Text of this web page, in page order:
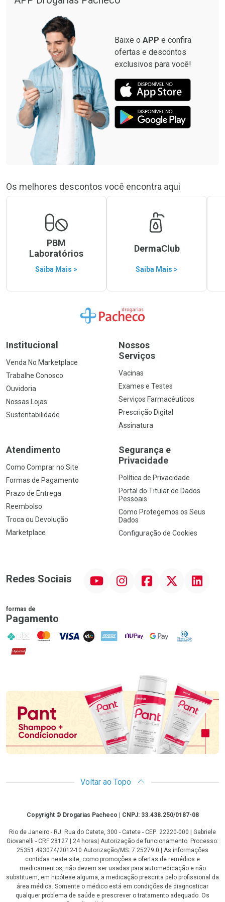
Baixe o APP e confira
ofertas e descontos
exclusivos para você!
Os melhores descontos você encontra aqui
PBM
Laboratórios
Saiba Mais >
DermaClub
Saiba Mais >
Ir para a Home
Institucional
Venda No Marketplace
Trabalhe Conosco
Ouvidoria
Nossas Lojas
Sustentabilidade
Nossos
Serviços
Vacinas
Exames e Testes
Serviços Farmacêuticos
Prescrição Digital
Assinatura
Atendimento
Como Comprar no Site
Formas de Pagamento
Prazo de Entrega
Reembolso
Troca ou Devolução
Marketplace
Segurança e
Privacidade
Política de Privacidade
Portal do Titular de Dados
Pessoais
Como Protegemos os Seus
Dados
Configuração de Cookies
Redes Sociais InstagramFacebook Linkedin
formas de
Pagamento
PIX MasterCard
VISA ELO AMEX NuPay Google PayDiners Club
Hipercard
Promoção em Destaque
Voltar ao Topo
CopyrightCopyright © Drogarias Pacheco | CNPJ: 33.438.250/0187-08
Rio de Janeiro - RJ: Rua do Catete, 300 - Catete - CEP: 22220-000 | Gabriele
Giovanelli - CRF 28127 | 24 horas| Autorização de funcionamento: Processo:
25351.493074/2012-10 Autorização/MS: 7.25279.0 | As informações
contidas neste site, como promoções e ofertas de remédios e
medicamentos, não devem ser usadas para automedicação e não
substituem, em hipótese alguma, a medicação prescrita pelo profissional da
área médica. Somente o médico está em condições de diagnosticar
qualquer problema de saúde e prescrever o tratamento adequado. Os